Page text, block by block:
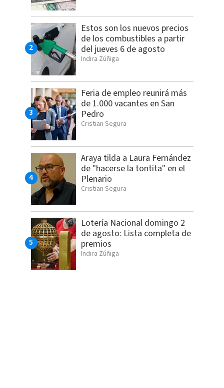
Estos son los nuevos precios
de los combustibles a partir
del jueves 6 de agosto
Indira Zúñiga
Feria de empleo reunirá más
de 1.000 vacantes en San
Pedro
Cristian Segura
Araya tilda a Laura Fernández
de "hacerse la tontita" en el
Plenario
Cristian Segura
Lotería Nacional domingo 2
de agosto: Lista completa de
premios
Indira Zúñiga